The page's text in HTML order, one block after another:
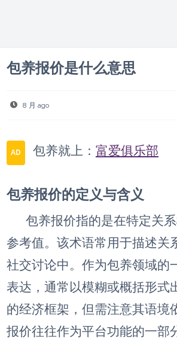
包养报价是什么意思
8 月 ago
AD 包养就上：富爱俱乐部
包养报价的定义与含义
包养报价指的是在特定关
参考值。该术语常用于描述关
社交讨论中。作为包养领域的
表达，通常以模糊或概括形式
的经济框架，但需注意其语境
报价往往作为平台功能的一部